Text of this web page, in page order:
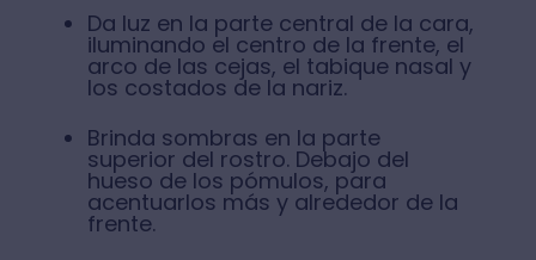
Da luz en la parte central de la cara,
iluminando el centro de la frente, el
arco de las cejas, el tabique nasal y
los costados de la nariz.
Brinda sombras en la parte
superior del rostro. Debajo del
hueso de los pómulos, para
acentuarlos más y alrededor de la
frente.